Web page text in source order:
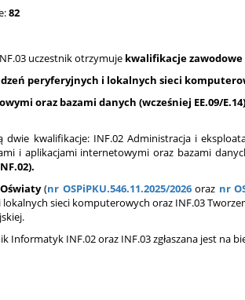
82
uczestnik otrzymuje kwalifikacje zawodowe
peryferyjnych i lokalnych sieci
oraz bazami danych (wcześniej EE.09/
kwalifikacje: INF.02 Administracja i
i aplikacjami internetowymi oraz bazami
(nr OSPiPKU.546.11.2025/2026 oraz nr
sieci komputerowych oraz INF.03
INF.02 oraz INF.03 zgłaszana jest na